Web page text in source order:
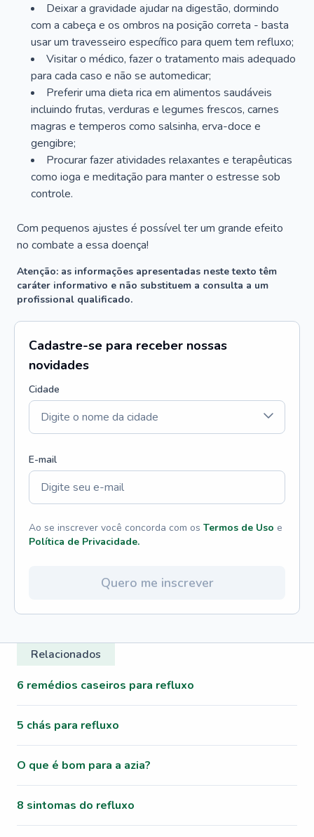
Deixar a gravidade ajudar na digestão, dormindo
com a cabeça e os ombros na posição correta - basta
usar um travesseiro específico para quem tem refluxo;
Visitar o médico, fazer o tratamento mais adequado
para cada caso e não se automedicar;
Preferir uma dieta rica em alimentos saudáveis
incluindo frutas, verduras e legumes frescos, carnes
magras e temperos como salsinha, erva-doce e
gengibre;
Procurar fazer atividades relaxantes e terapêuticas
como ioga e meditação para manter o estresse sob
controle.
Com pequenos ajustes é possível ter um grande efeito
no combate a essa doença!
Atenção: as informações apresentadas neste texto têm
caráter informativo e não substituem a consulta a um
profissional qualificado.
Cadastre-se para receber nossas
novidades
Cidade
E-mail
Ao se inscrever você concorda com os Termos de Uso e
Política de Privacidade.
Quero me inscrever
Relacionados
6 remédios caseiros para refluxo
5 chás para refluxo
O que é bom para a azia?
8 sintomas do refluxo